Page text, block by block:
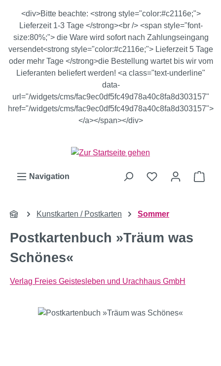
Zum Hauptinhalt springen
<div>Bitte beachte: <strong style="color:#c2116e;">
Lieferzeit 1-3 Tage </strong><br /> <span style="font-
size:80%;"> die Ware wird sofort nach Zahlungseingang
versendet<strong style="color:#c2116e;"> Lieferzeit 5 Tage
oder mehr Tage </strong>die Bestellung wartet bis wir vom
Lieferanten beliefert werden! <a class="text-underline"
data-
url="/widgets/cms/fac9ec0df5fc49d78a40c8fa8d303157"
href="/widgets/cms/fac9ec0df5fc49d78a40c8fa8d303157">
</a></span></div>
Navigation
Kunstkarten / Postkarten Sommer
Postkartenbuch »Träum was
Schönes«
Verlag Freies Geistesleben und Urachhaus GmbH
Bildergalerie überspringen